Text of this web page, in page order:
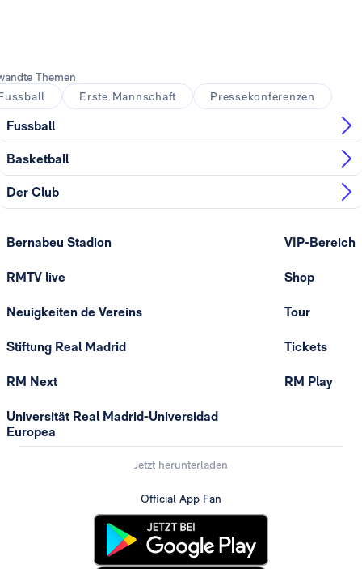
Themen
Erste Mannschaft Pressekonferenzen
Fussball
Basketball
Der Club
Bernabeu Stadion
RMTV live
Neuigkeiten de Vereins
Stiftung Real Madrid
RM Next
Universität Real Madrid-Universidad
Europea
VIP-Bereich
Shop
Tour
Tickets
RM Play
Jetzt herunterladen
Official App Fan